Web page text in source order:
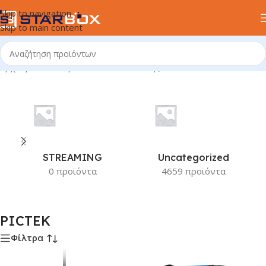
Skip to navigation
Skip to main content
Αρχική σελίδα/Προϊόν Κατασκευαστής/PICTEK
STREAMING
0 προϊόντα
Uncategorized
4659 προϊόντα
PICTEK
Φίλτρα